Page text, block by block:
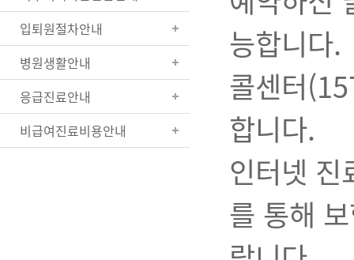
입퇴원절차안내
병원생활안내
응급진료안내
비급여진료비용안내
능합니다.
콜센터
합니다.
인터넷 진
를 통해